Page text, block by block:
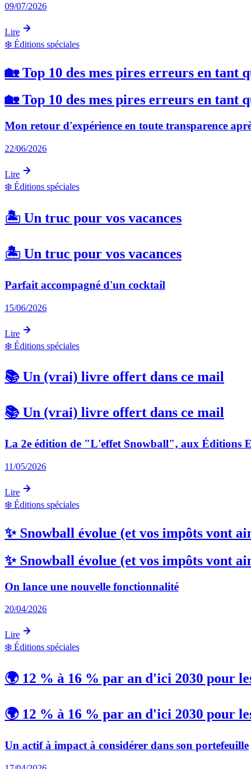
09/07/2026
Lire
❄️ Éditions spéciales
🏡 Top 10 des mes pires erreurs en tant
🏡 Top 10 des mes pires erreurs en tant
Mon retour d'expérience en toute transparence
22/06/2026
Lire
❄️ Éditions spéciales
🏝️ Un truc pour vos vacances
🏝️ Un truc pour vos vacances
Parfait accompagné d'un cocktail
15/06/2026
Lire
❄️ Éditions spéciales
📚 Un (vrai) livre offert dans ce mail
📚 Un (vrai) livre offert dans ce mail
La 2e édition de "L'effet Snowball", aux Éditions
11/05/2026
Lire
❄️ Éditions spéciales
✨ Snowball évolue (et vos impôts vont
✨ Snowball évolue (et vos impôts vont
On lance une nouvelle fonctionnalité
20/04/2026
Lire
❄️ Éditions spéciales
🌍 12 % à 16 % par an d'ici 2030 pour
🌍 12 % à 16 % par an d'ici 2030 pour
Un actif à impact à considérer dans son portefeuille